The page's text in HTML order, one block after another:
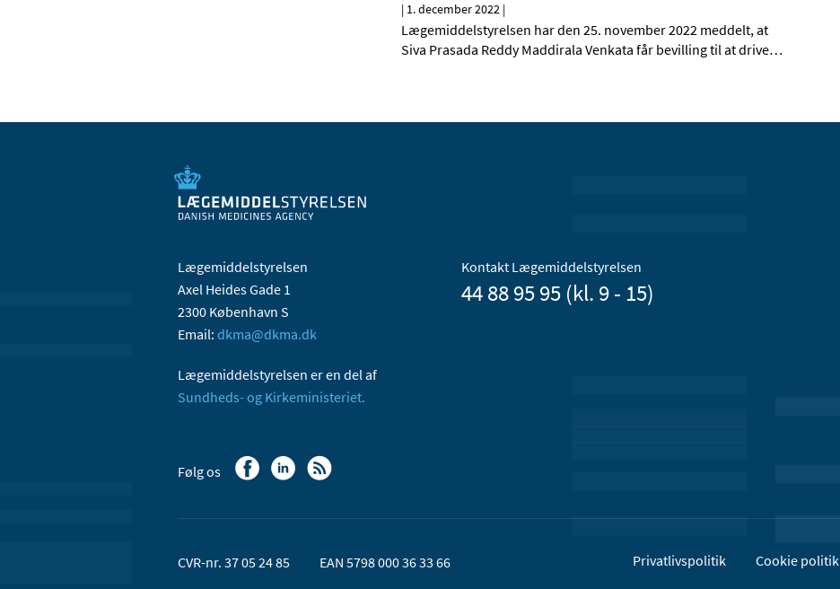
| 1. december 2022 |
Lægemiddelstyrelsen har den 25. november 2022 meddelt, at
Siva Prasada Reddy Maddirala Venkata får bevilling til at drive…
Lægemiddelstyrelsen
Axel Heides Gade 1
2300 København S
Email: dkma@dkma.dk
Lægemiddelstyrelsen er en del af
Sundheds- og Kirkeministeriet.
Kontakt Lægemiddelstyrelsen
44 88 95 95 (kl. 9 - 15)
Følg os
CVR-nr. 37 05 24 85 EAN 5798 000 36 33 66 Privatlivspolitik Cookie politik